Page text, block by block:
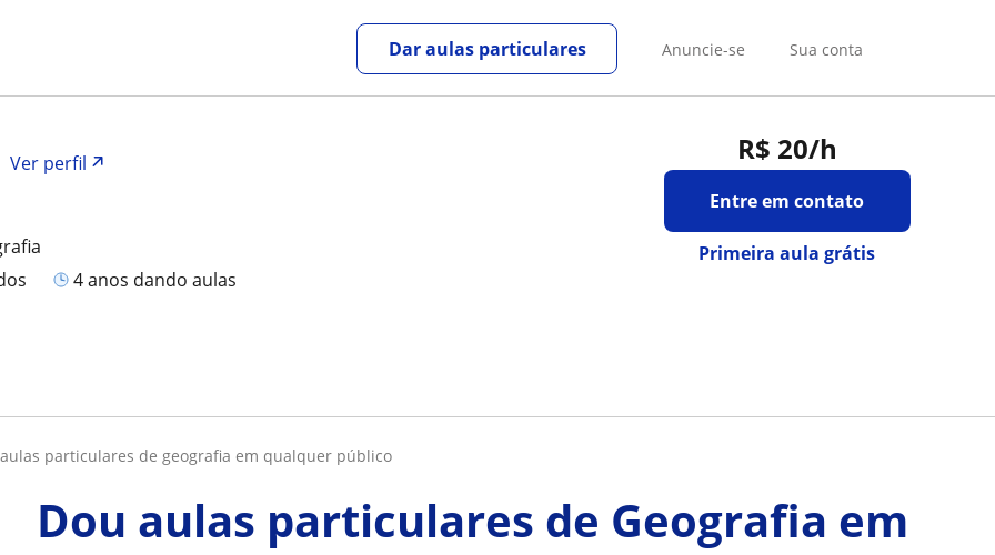
Anuncie-se Sua conta
Dar aulas particulares
R$ 20/h
Entre em contato
Primeira aula grátis
Ver perfil
4 anos dando aulas
aulas particulares de geografia em qualquer público
Dou aulas particulares de Geografia em